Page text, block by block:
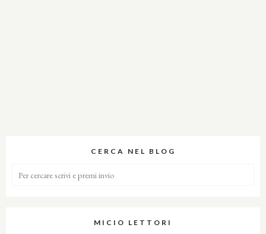
CERCA NEL BLOG
MICIO LETTORI